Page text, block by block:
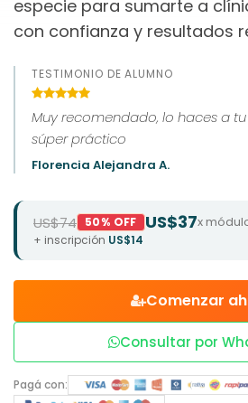
especie para sumarte a
con confianza y resultados
TESTIMONIO DE ALUMNO
Muy recomendado, lo haces a
súper práctico
Florencia Alejandra A.
US$74 50% OFF US$37x
+ inscripción US$14
Comenzar
Consultar por
Pagá con: